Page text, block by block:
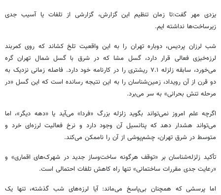
یزدی مهر گفت:تا زمان تنظیم این گزارش، گزارشی از تلفات یا آسیب جدی
زیرساخت‌ها نداشته ایم.
شب لرزان پردیس، دوباره تهران را به این واقعیت تلخ کشاند که روی کمربند
لرزه‌خیزی فعالی قرار دارد، گسل مشا که در شرق با گسل شمال تهران گره
می‌خورد، سابقه زلزله ۷.۱ ریشتری را در کارنامه خود دارد. فاصله زمانی نزدیک به
دو قرن از آن رویداد، زمین‌شناسان را به این نتیجه رسانده است که این گسل «در
مرحله تنش بحرانی» به سر می‌برد.
اگرچه علم امروز نمی‌تواند بگوید زلزله بزرگ «فردا» می‌آید یا «دهه دیگر»، اما
می‌تواند هشدار دهد که پتانسیل آن وجود دارد و نرخ فعالیت لرزه‌ای خرد و
متوسط در شرق تهران، چشم‌پوشی از آن را ناممکن می‌کند.
تأکید زلزله‌شناسان بر «توقف هرگونه ساخت‌وساز جدید در شهرک‌های اقماری» و
«رعایت جدی مقررات ساختمانی» تنها راه کاهش تلفات احتمالی است.
اما پرسشی که همچنان بی‌پاسخ می‌ماند: آیا لرزه‌های شب گذشته، تنها یک